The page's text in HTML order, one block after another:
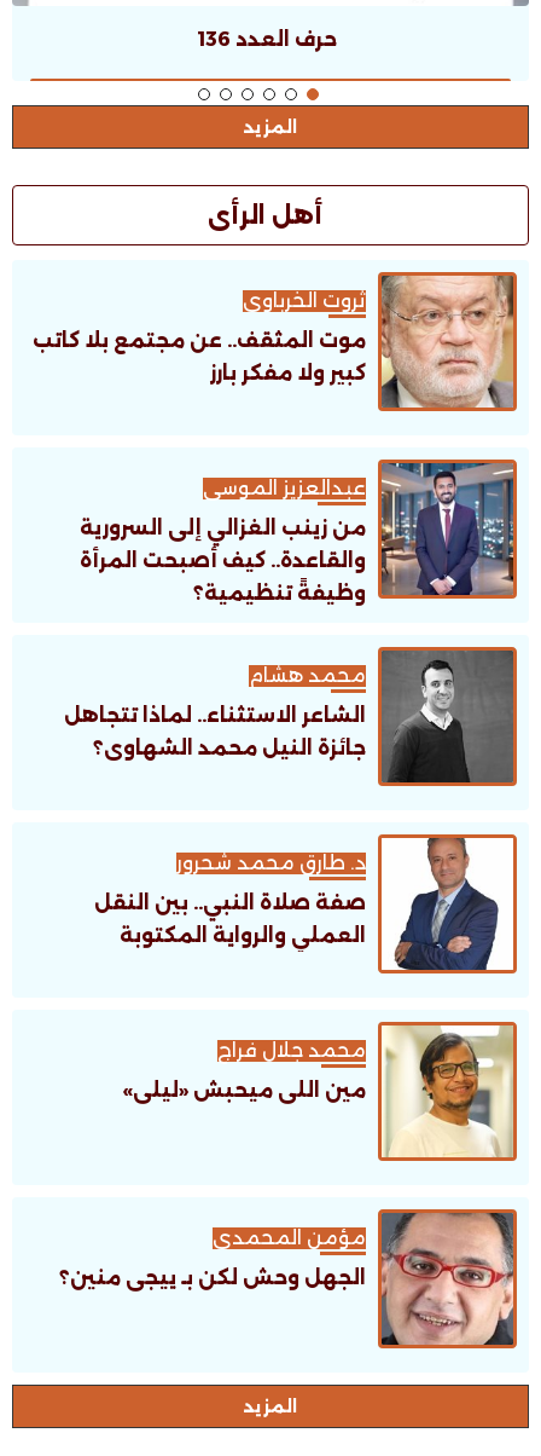
حرف العدد 136
المزيد
أهل الرأى
ثروت الخرباوى
موت المثقف.. عن مجتمع بلا كاتب
كبير ولا مفكر بارز
عبدالعزيز الموسى
من زينب الغزالي إلى السرورية
والقاعدة.. كيف أصبحت المرأة
وظيفةً تنظيمية؟
محمد هشام
الشاعر الاستثناء.. لماذا تتجاهل
جائزة النيل محمد الشهاوى؟
د. طارق محمد شحرور
صفة صلاة النبي.. بين النقل
العملي والرواية المكتوبة
محمد جلال فراج
مين اللى ميحبش «ليلى»
مؤمن المحمدى
الجهل وحش لكن بـ ييجى منين؟
اﻟﻤﺰﻳﺪ